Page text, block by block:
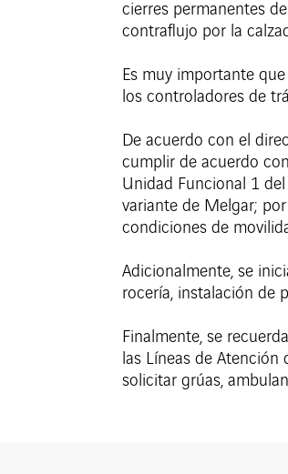
cierres permanentes
contraflujo por la
Es muy importante
los controladores de
De acuerdo con el
cumplir de acuerdo
Unidad Funcional 1
variante de Melgar;
condiciones de
Adicionalmente, se
rocería, instalación de
Finalmente, se
las Líneas de
solicitar grúas,